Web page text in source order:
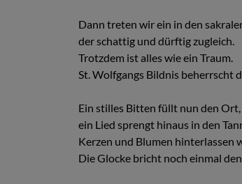
Dann treten wir ein in den
der schattig und dürftig zugleich.
Trotzdem ist alles wie ein Traum.
St. Wolfgangs Bildnis beherrscht
Ein stilles Bitten füllt nun den Ort,
ein Lied sprengt hinaus in den
Kerzen und Blumen hinterlassen
Die Glocke bricht noch einmal